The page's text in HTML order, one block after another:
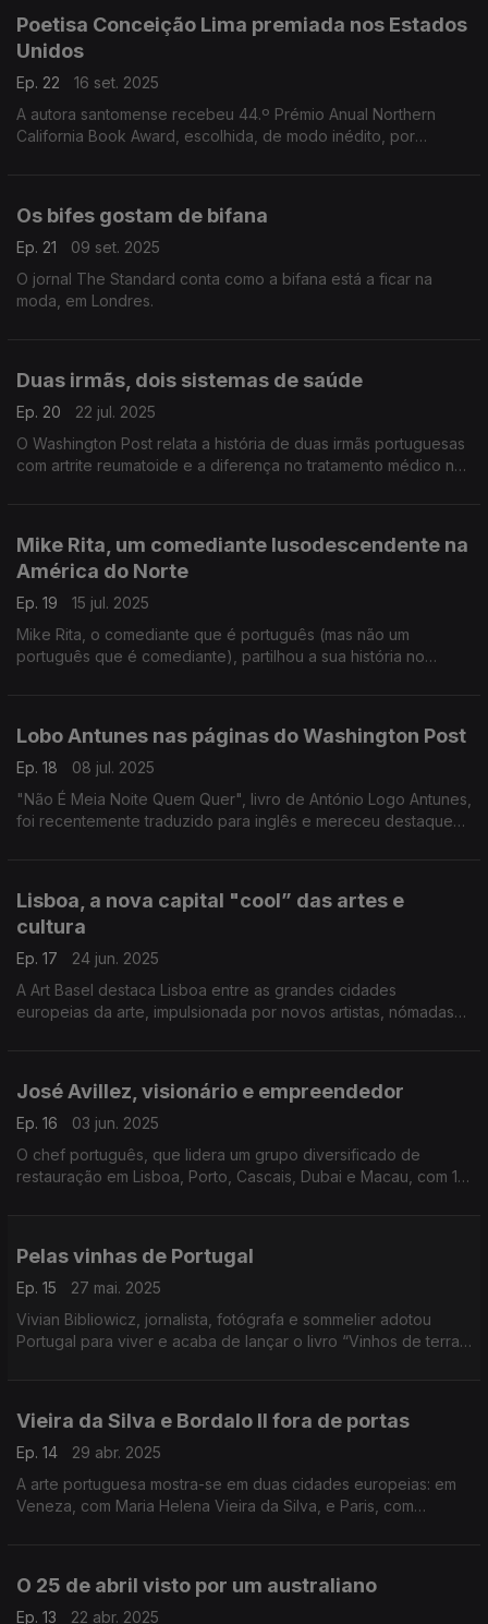
Poetisa Conceição Lima premiada nos Estados
Unidos
Ep. 22
16 set. 2025
A autora santomense recebeu 44.º Prémio Anual Northern
California Book Award, escolhida, de modo inédito, por
Os bifes gostam de bifana
Ep. 21
09 set. 2025
O jornal The Standard conta como a bifana está a ficar na
moda, em Londres.
Duas irmãs, dois sistemas de saúde
Ep. 20
22 jul. 2025
O Washington Post relata a história de duas irmãs portuguesas
com artrite reumatoide e a diferença no tratamento médico nos
Mike Rita, um comediante lusodescendente na
América do Norte
Ep. 19
15 jul. 2025
Mike Rita, o comediante que é português (mas não um
português que é comediante), partilhou a sua história no
Lobo Antunes nas páginas do Washington Post
Ep. 18
08 jul. 2025
"Não É Meia Noite Quem Quer", livro de António Logo Antunes,
foi recentemente traduzido para inglês e mereceu destaque
Lisboa, a nova capital "cool” das artes e
cultura
Ep. 17
24 jun. 2025
A Art Basel destaca Lisboa entre as grandes cidades
europeias da arte, impulsionada por novos artistas, nómadas
José Avillez, visionário e empreendedor
Ep. 16
03 jun. 2025
O chef português, que lidera um grupo diversificado de
restauração em Lisboa, Porto, Cascais, Dubai e Macau, com 14
Pelas vinhas de Portugal
Ep. 15
27 mai. 2025
Vivian Bibliowicz, jornalista, fotógrafa e sommelier adotou
Portugal para viver e acaba de lançar o livro “Vinhos de terras
vinho.
O livro pode ser encomendado em
Vieira da Silva e Bordalo II fora de portas
Ep. 14
29 abr. 2025
A arte portuguesa mostra-se em duas cidades europeias: em
Veneza, com Maria Helena Vieira da Silva, e Paris, com
O 25 de abril visto por um australiano
Ep. 13
22 abr. 2025